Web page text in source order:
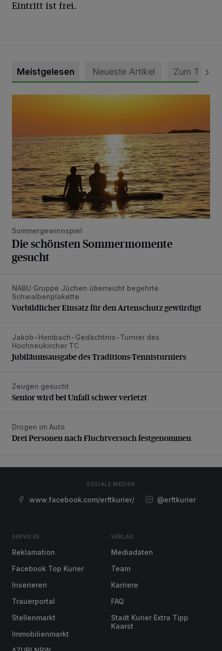
Eintritt ist frei.
Meistgelesen Neueste Artikel Zum Thema
Die schönsten Sommermomente gesucht
Sommergewinnspiel
Die schönsten Sommermomente
gesucht
Vorbildlicher Einsatz für den Artenschutz gewürdigt
NABU Gruppe Jüchen überreicht begehrte
Schwalbenplakette
Vorbildlicher Einsatz für den Artenschutz gewürdigt
Jubiläumsausgabe des Traditions-Tennisturniers
Jakob-Hombach-Gedächtnis-Turnier des
Hochneukircher TC
Jubiläumsausgabe des Traditions-Tennisturniers
Senior wird bei Unfall schwer verletzt
Zeugen gesucht
Senior wird bei Unfall schwer verletzt
Drei Personen nach Fluchtversuch festgenommen
Drogen im Auto
Drei Personen nach Fluchtversuch festgenommen
SOZIALE MEDIEN
www.facebook.com/erftkurier/ @erftkurier
SERVICES
Reklamation
Facebook Top Kurier
Inserieren
Trauerportal
Stellenmarkt
Immobilienmarkt
VERLAG
Mediadaten
Team
Karriere
FAQ
Stadt Kurier Extra Tipp
Kaarst